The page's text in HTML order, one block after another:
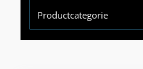
Productcategorie